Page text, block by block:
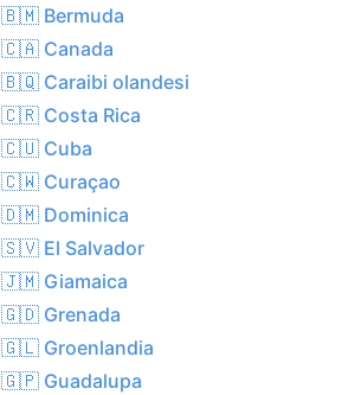
🇧🇲 Bermuda
🇨🇦 Canada
🇧🇶 Caraibi olandesi
🇨🇷 Costa Rica
🇨🇺 Cuba
🇨🇼 Curaçao
🇩🇲 Dominica
🇸🇻 El Salvador
🇯🇲 Giamaica
🇬🇩 Grenada
🇬🇱 Groenlandia
🇬🇵 Guadalupa